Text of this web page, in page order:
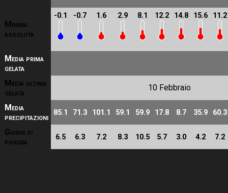
Minima
assoluta
-0.1 -0.7 1.6 2.9 8.1 12.2 14.8 15.6 11.2
Media prima
gelata
Media ultima
gelata
10 Febbraio
Media
precipitazioni
85.1 71.3 101.1 59.1 59.9 17.8 8.7 35.9 60.3
Giorni di
pioggia
6.5 6.3 7.2 8.3 10.5 5.7 3.0 4.2 7.2